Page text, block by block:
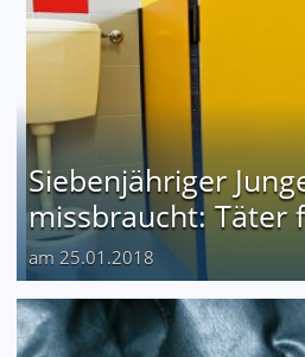
Siebenjähriger
missbraucht: Täter
am 25.01.2018